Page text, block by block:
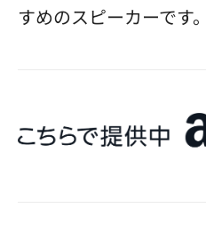
すめのスピーカーです。